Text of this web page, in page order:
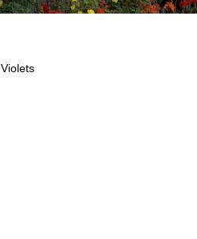
Violets